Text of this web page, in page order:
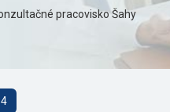
pracovisko Šahy